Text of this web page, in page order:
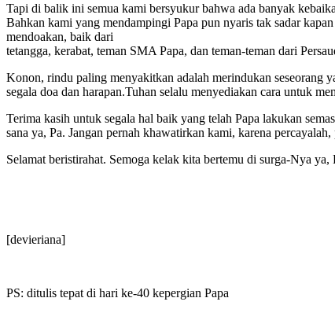
Tapi di balik ini semua kami bersyukur bahwa ada banyak
Bahkan kami yang mendampingi Papa pun nyaris tak sadar
mendoakan, baik dari
tetangga, kerabat, teman SMA Papa, dan teman-teman dari
Konon, rindu paling menyakitkan adalah merindukan seseorang
segala doa dan harapan.Tuhan selalu menyediakan cara untuk
Terima kasih untuk segala hal baik yang telah Papa lakukan
sana ya, Pa. Jangan pernah khawatirkan kami, karena
Selamat beristirahat. Semoga kelak kita bertemu di surga-Nya
[devieriana]
PS: ditulis tepat di hari ke-40 kepergian Papa